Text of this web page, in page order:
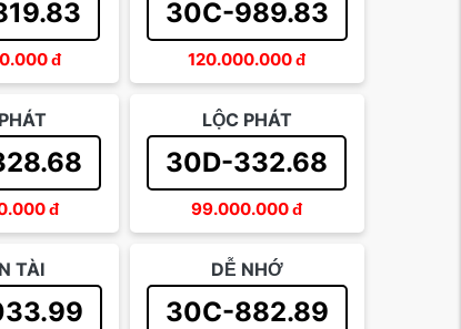
đ
30C-989.83
120.000.000đ
đ
LỘC PHÁT
30D-332.68
99.000.000đ
TÀI DỄ NHỚ
30C-882.89